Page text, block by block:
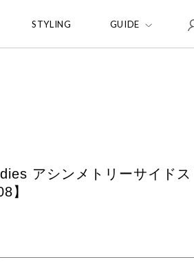
STYLING GUIDE
アシンメトリーサイドス
】